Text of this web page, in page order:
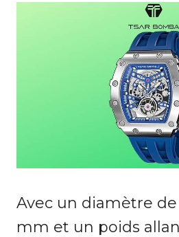
Avec un diamètre
mm et un poids